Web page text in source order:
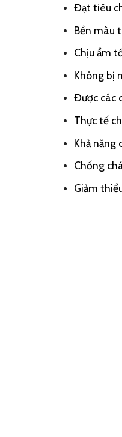
Đạt tiêu
Bền màu
Chịu ẩm
Không bị
Được các
Thực tế
Khả năng
Chống
Giảm